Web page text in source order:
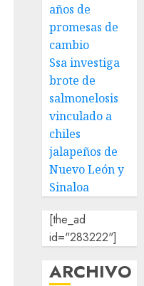
años de
promesas de
cambio
Ssa investiga
brote de
salmonelosis
vinculado a
chiles
jalapeños de
Nuevo León y
Sinaloa
[the_ad
id="283222"]
ARCHIVO